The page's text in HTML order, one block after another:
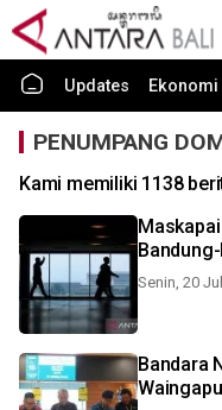
Updates Ekonomi
PENUMPANG
Kami memiliki 1138
Senin, 20
Bandara